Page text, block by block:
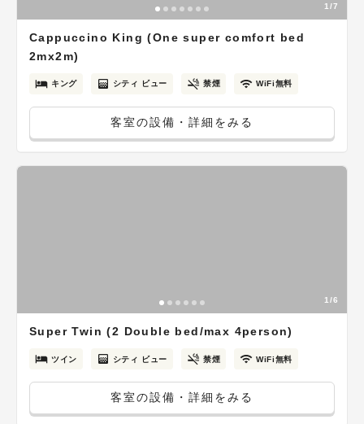
1/7
Cappuccino King (One super comfort bed
2mx2m)
キング シティ ビュー 禁煙 WiFi無料
客室の設備・詳細をみる
1/6
Super Twin (2 Double bed/max 4person)
ツイン シティ ビュー 禁煙 WiFi無料
客室の設備・詳細をみる